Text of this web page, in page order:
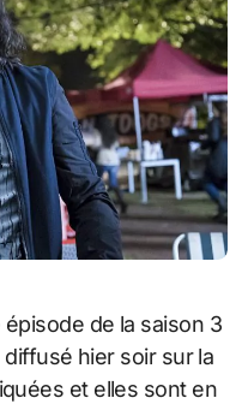
diffusé hier soir sur la
et elles sont en